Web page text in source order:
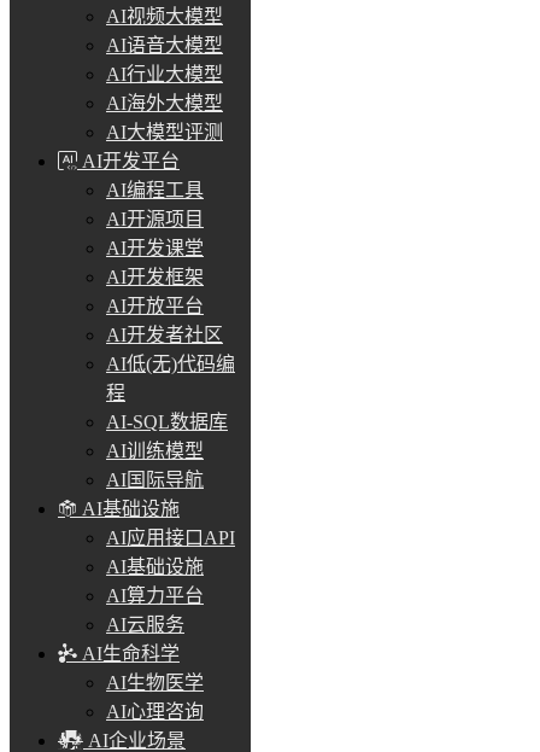
AI视频大模型
AI语音大模型
AI行业大模型
AI海外大模型
AI大模型评测
AI开发平台
AI编程工具
AI开源项目
AI开发课堂
AI开发框架
AI开放平台
AI开发者社区
AI低(无)代码编
程
AI-SQL数据库
AI训练模型
AI国际导航
AI基础设施
AI应用接口API
AI基础设施
AI算力平台
AI云服务
AI生命科学
AI生物医学
AI心理咨询
AI企业场景